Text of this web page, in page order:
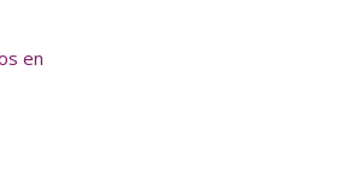
en